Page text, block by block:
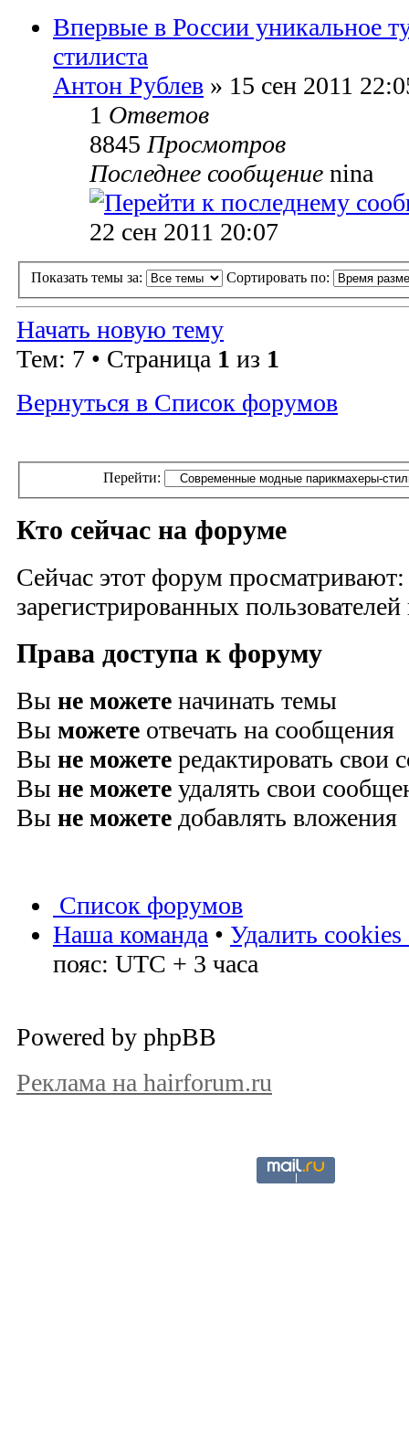
Впервые в России уникальное
стилиста
Антон Рублев » 15 сен 2011
1 Ответов
8845Просмотров
Последнее сообщение nina
22 сен 2011 20:07
Показать темы за: Сортировать по:
Начать новую тему
Тем: 7 • Страница 1 из 1
Вернуться в Список форумов
Перейти:
Кто сейчас на форуме
Сейчас этот форум просматривают:
зарегистрированных
Права доступа к форуму
Вы не можете начинать темы
Вы можете отвечать на сообщения
Вы не можете редактировать свои
Вы не можете удалять свои
Вы не можете добавлять вложения
Список форумов
Наша команда • Удалить
пояс: UTC + 3 часа
Powered by phpBB
Реклама на hairforum.ru